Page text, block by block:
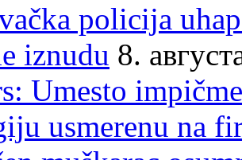
policija
iznudu 8.
Umesto
usmerenu na